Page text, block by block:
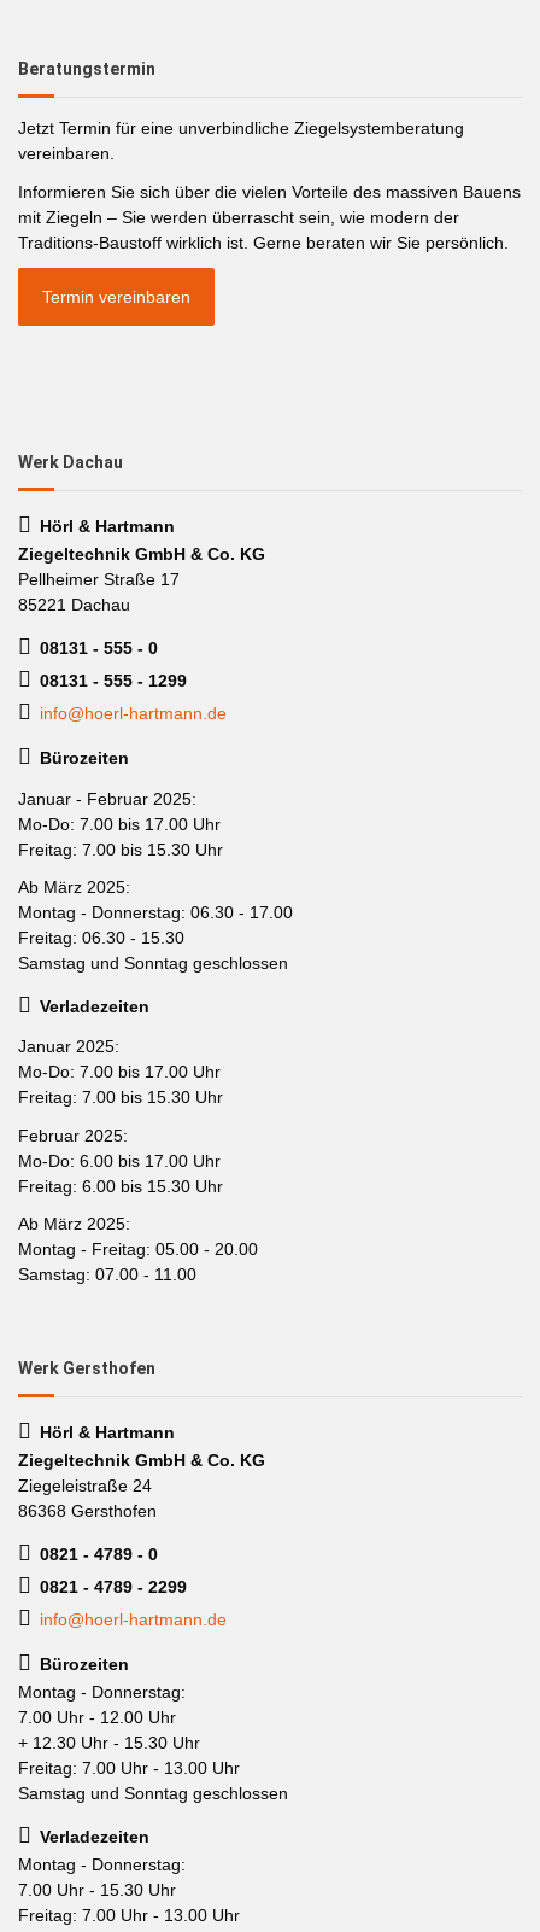
Beratungstermin
Jetzt Termin für eine unverbindliche Ziegelsystemberatung
vereinbaren.
Informieren Sie sich über die vielen Vorteile des massiven Bauens
mit Ziegeln – Sie werden überrascht sein, wie modern der
Traditions-Baustoff wirklich ist. Gerne beraten wir Sie persönlich.
Termin vereinbaren
Werk Dachau
Hörl & Hartmann
Ziegeltechnik GmbH & Co. KG
Pellheimer Straße 17
85221 Dachau
08131 - 555 - 0
08131 - 555 - 1299
info@hoerl-hartmann.de
Bürozeiten
Januar - Februar 2025:
Mo-Do: 7.00 bis 17.00 Uhr
Freitag: 7.00 bis 15.30 Uhr
Ab März 2025:
Montag - Donnerstag: 06.30 - 17.00
Freitag: 06.30 - 15.30
Samstag und Sonntag geschlossen
Verladezeiten
Januar 2025:
Mo-Do: 7.00 bis 17.00 Uhr
Freitag: 7.00 bis 15.30 Uhr
Februar 2025:
Mo-Do: 6.00 bis 17.00 Uhr
Freitag: 6.00 bis 15.30 Uhr
Ab März 2025:
Montag - Freitag: 05.00 - 20.00
Samstag: 07.00 - 11.00
Werk Gersthofen
Hörl & Hartmann
Ziegeltechnik GmbH & Co. KG
Ziegeleistraße 24
86368 Gersthofen
0821 - 4789 - 0
0821 - 4789 - 2299
info@hoerl-hartmann.de
Bürozeiten
Montag - Donnerstag:
7.00 Uhr - 12.00 Uhr
+ 12.30 Uhr - 15.30 Uhr
Freitag: 7.00 Uhr - 13.00 Uhr
Samstag und Sonntag geschlossen
Verladezeiten
Montag - Donnerstag:
7.00 Uhr - 15.30 Uhr
Freitag: 7.00 Uhr - 13.00 Uhr